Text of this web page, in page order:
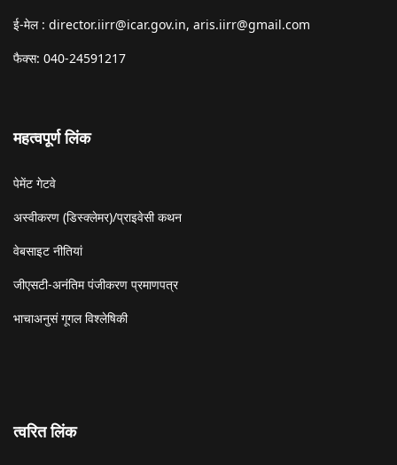
ई-मेल : director.iirr@icar.gov.in, aris.iirr@gmail.com
फैक्स: 040-24591217
महत्वपूर्ण लिंक
पेमेंट गेटवे
अस्वीकरण (डिस्क्लेमर)/प्राइवेसी कथन
वेबसाइट नीतियां
जीएसटी-अनंतिम पंजीकरण प्रमाणपत्र
भाचाअनुसं गूगल विश्लेषिकी
त्वरित लिंक